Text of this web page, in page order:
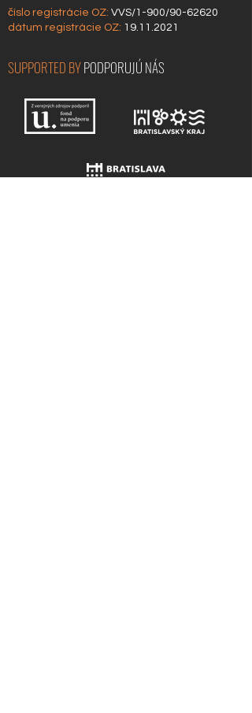
číslo registrácie OZ: VVS/1-900/90-62620
dátum registrácie OZ: 19.11.2021
SUPPORTED BYPODPORUJÚ NÁS